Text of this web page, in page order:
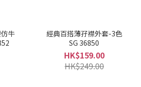
牛
經典百搭薄孖襟外套-3色
SG 36850
HK$159.00
HK$249.00